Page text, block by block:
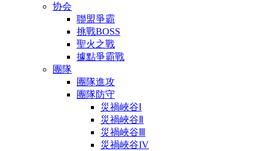
协会
聯盟爭霸
挑戰BOSS
聖火之戰
據點爭霸戰
團隊
團隊進攻
團隊防守
災禍峽谷Ⅰ
災禍峽谷Ⅱ
災禍峽谷Ⅲ
災禍峽谷IV